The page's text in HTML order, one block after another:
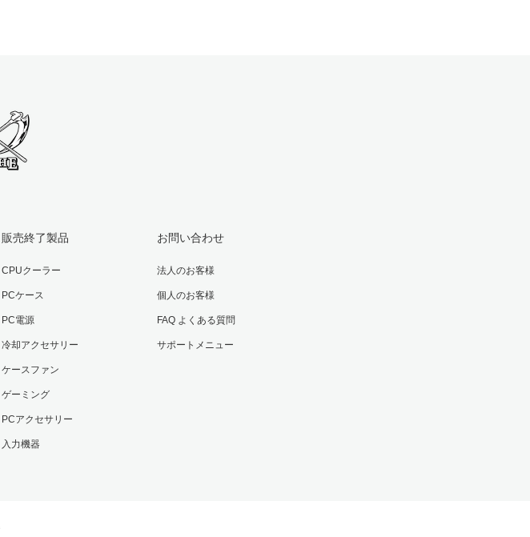
販売終了製品
CPUクーラー
PCケース
PC電源
冷却アクセサリー
ケースファン
ゲーミング
PCアクセサリー
入力機器
お問い合わせ
法人のお客様
個人のお客様
FAQ よくある質問
サポートメニュー